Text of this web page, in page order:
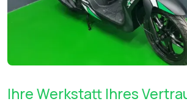
Ihre Werkstatt Ihres